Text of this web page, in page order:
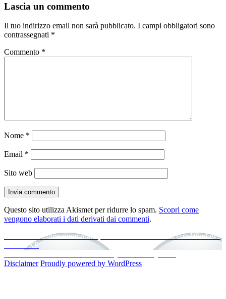
Lascia un commento
Il tuo indirizzo email non sarà pubblicato. I campi obbligatori sono
contrassegnati *
Commento *
Nome *
Email *
Sito web
Questo sito utilizza Akismet per ridurre lo spam. Scopri come
vengono elaborati i dati derivati dai commenti.
Navigazione
articoli
Articolo
precedente:
Come rinominare più file in una volta sola con Windows
7/Vista/XP
successivo:
Disclaimer Proudly powered by WordPress